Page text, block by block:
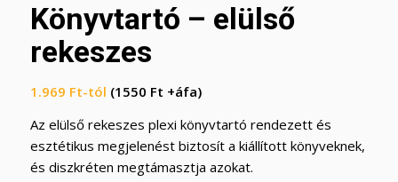
Könyvtartó – elülső
rekeszes
1.969 Ft-tól (1550 Ft +áfa)
Az elülső rekeszes plexi könyvtartó rendezett és
esztétikus megjelenést biztosít a kiállított könyveknek,
és diszkréten megtámasztja azokat.